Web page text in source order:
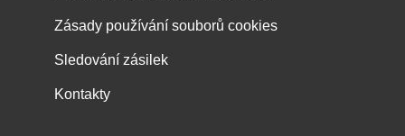
Zásady používání souborů cookies
Sledování zásilek
Kontakty